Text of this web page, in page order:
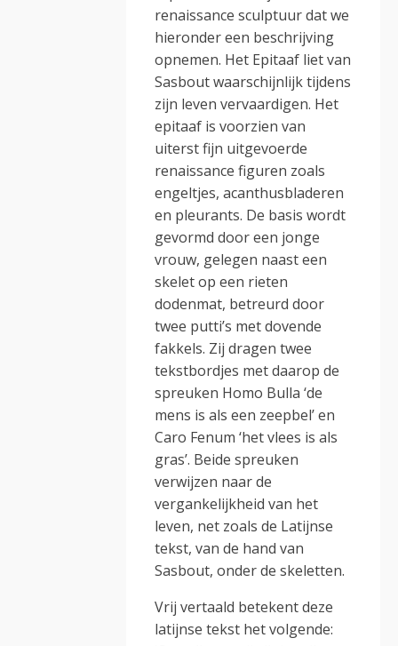
renaissance sculptuur dat we
hieronder een beschrijving
opnemen. Het Epitaaf liet van
Sasbout waarschijnlijk tijdens
zijn leven vervaardigen. Het
epitaaf is voorzien van
uiterst fijn uitgevoerde
renaissance figuren zoals
engeltjes, acanthusbladeren
en pleurants. De basis wordt
gevormd door een jonge
vrouw, gelegen naast een
skelet op een rieten
dodenmat, betreurd door
twee putti’s met dovende
fakkels. Zij dragen twee
tekstbordjes met daarop de
spreuken Homo Bulla ‘de
mens is als een zeepbel’ en
Caro Fenum ‘het vlees is als
gras’. Beide spreuken
verwijzen naar de
vergankelijkheid van het
leven, net zoals de Latijnse
tekst, van de hand van
Sasbout, onder de skeletten.
Vrij vertaald betekent deze
latijnse tekst het volgende: